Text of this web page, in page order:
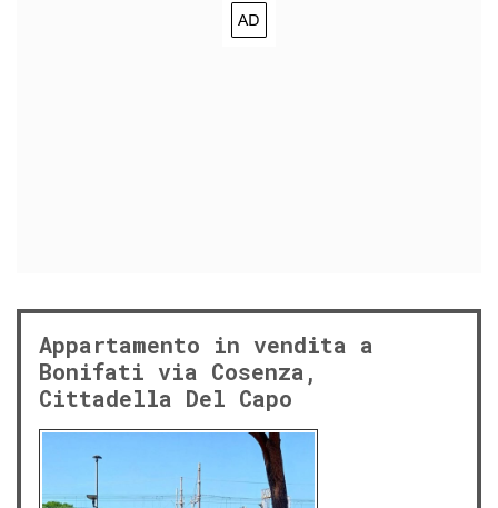
Appartamento in vendita a
Bonifati via Cosenza,
Cittadella Del Capo